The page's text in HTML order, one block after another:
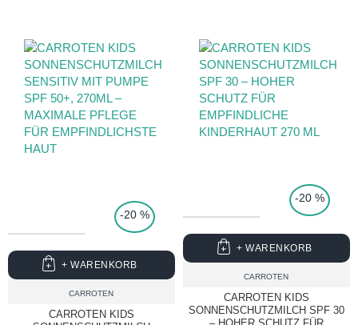
-20 %
CARROTEN
CARROTEN KIDS
+ WARENKORB
-20 %
CARROTEN
CARROTEN KIDS
SONNENSCHUTZMILCH SPF 30
+ WARENKORB